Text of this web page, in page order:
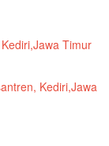
Timur
Kediri,Jawa